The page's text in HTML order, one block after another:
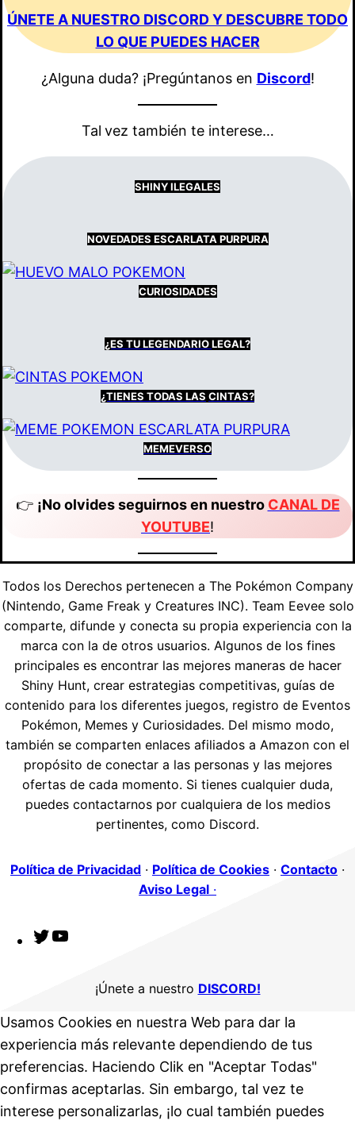
ÚNETE A NUESTRO DISCORD Y DESCUBRE TODO
LO QUE PUEDES HACER
¿Alguna duda? ¡Pregúntanos en Discord!
Tal vez también te interese…
SHINY ILEGALES
NOVEDADES ESCARLATA PURPURA
CURIOSIDADES
¿ES TU LEGENDARIOLEGAL?
¿TIENES TODAS LAS CINTAS?
MEMEVERSO
👉 ¡No olvides seguirnos en nuestro CANAL DE
YOUTUBE!
Todos los Derechos pertenecen a The Pokémon Company
(Nintendo, Game Freak y Creatures INC). Team Eevee solo
comparte, difunde y conecta su propia experiencia con la
marca con la de otros usuarios. Algunos de los fines
principales es encontrar las mejores maneras de hacer
Shiny Hunt, crear estrategias competitivas, guías de
contenido para los diferentes juegos, registro de Eventos
Pokémon, Memes y Curiosidades. Del mismo modo,
también se comparten enlaces afiliados a Amazon con el
propósito de conectar a las personas y las mejores
ofertas de cada momento. Si tienes cualquier duda,
puedes contactarnos por cualquiera de los medios
pertinentes, como Discord.
Política de Privacidad · Política de Cookies · Contacto ·
Aviso Legal ·
T
t
e
r
u
b
e
¡Únete a nuestro DISCORD!
Usamos Cookies en nuestra Web para dar la
experiencia más relevante dependiendo de tus
preferencias. Haciendo Clik en "Aceptar Todas"
confirmas aceptarlas. Sin embargo, tal vez te
interese personalizarlas, ¡lo cual también puedes